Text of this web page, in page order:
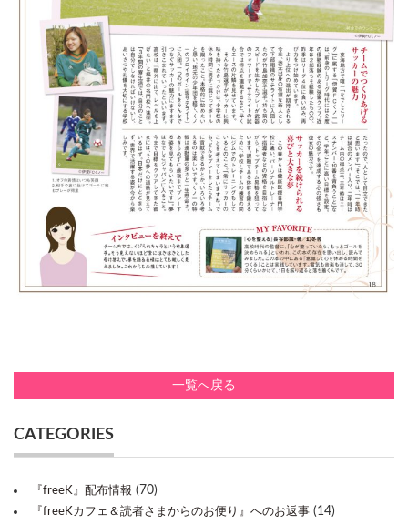
一覧へ戻る
CATEGORIES
『freeK』配布情報 (70)
『freeKカフェ＆読者さまからのお便り』へのお返事 (14)